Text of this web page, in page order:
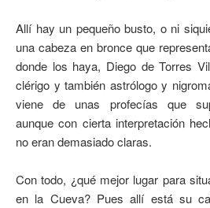
Allí hay un pequeño busto, o ni
una cabeza en bronce que
donde los haya, Diego de Torres
clérigo y también astrólogo y
viene de unas profecías que
aunque con cierta interpretación
no eran demasiado claras.
Con todo, ¿qué mejor lugar para
en la Cueva? Pues allí está su